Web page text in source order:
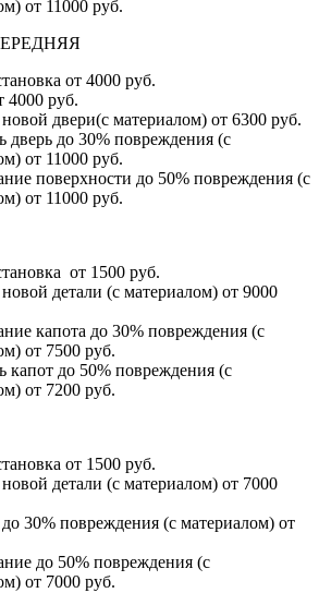
от 11000 руб.
от 4000 руб.
4000 руб.
двери(с материалом) от 6300 руб.
дверь до 30% повреждения (с
от 11000 руб.
поверхности до 50% повреждения (с
от 11000 руб.
от 1500 руб.
детали (с материалом) от 9000
капота до 30% повреждения (с
от 7500 руб.
капот до 50% повреждения (с
от 7200 руб.
от 1500 руб.
детали (с материалом) от 7000
30% повреждения (с материалом) от
до 50% повреждения (с
от 7000 руб.